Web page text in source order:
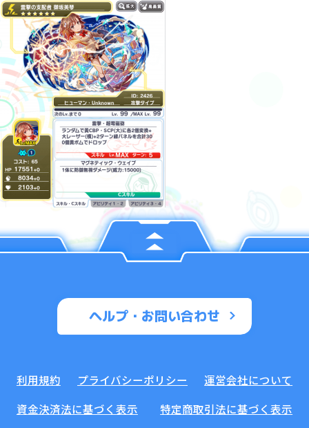
ヘルプ・お問い合わせ
利用規約 プライバシーポリシー
運営会社について
資金決済法に基づく表示
特定商取引法に基づく表示